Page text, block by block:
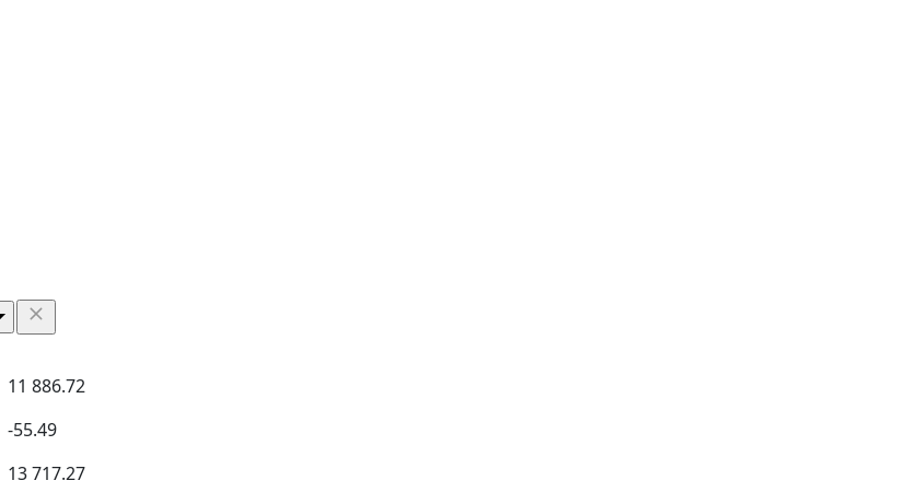
11 886.72
-55.49
13 717.27